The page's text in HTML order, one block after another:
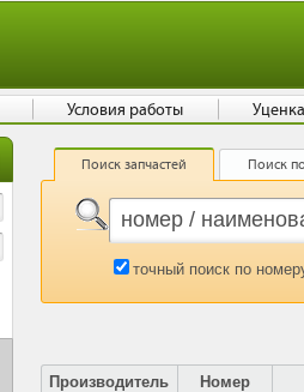
Поиск запчастей Поиск
точный поиск по
Производитель Номер
Условия работы